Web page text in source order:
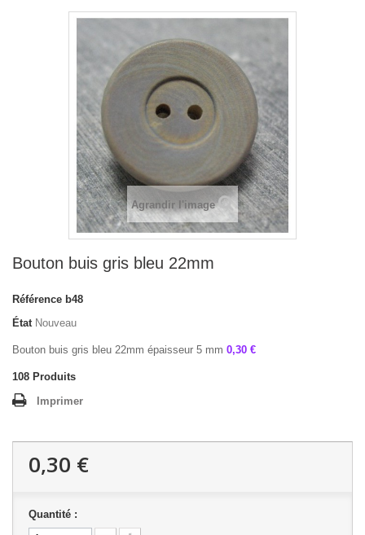
Agrandir l'image
Bouton buis gris bleu 22mm
Référence b48
État Nouveau
Bouton buis gris bleu 22mm épaisseur 5 mm 0,30 €
108 Produits
Imprimer
0,30 €
Quantité :